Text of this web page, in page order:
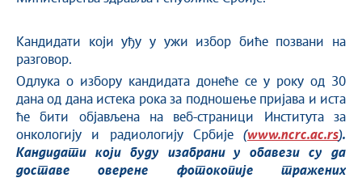
Кандидати који уђу у ужи избор биће позвани на
разговор.
Одлука о избору кандидата донеће се у року од 30
дана од дана истека рока за подношење пријава и иста
ће бити објављена на веб-страници Института за
онкологију и радиологију Србије (www.ncrc.ac.rs).
Кандидати који буду изабрани у обавези су да
доставе оверене фотокопије тражених